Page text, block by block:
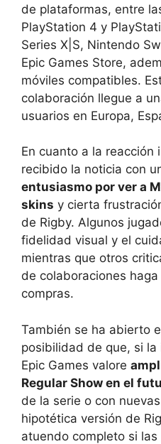
de plataformas, entre
PlayStation 4 y
Series X|S, Nintendo
Epic Games Store,
móviles compatibles.
colaboración llegue a
usuarios en Europa,
En cuanto a la reacción
recibido la noticia con
entusiasmo por ver a
skins y cierta
de Rigby. Algunos
fidelidad visual y el
mientras que otros
de colaboraciones
compras.
También se ha abierto
posibilidad de que, si
Epic Games valore
Regular Show en el
de la serie o con
hipotética versión de
atuendo completo si